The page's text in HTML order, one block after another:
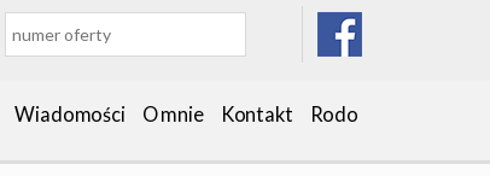
Wiadomości O mnie Kontakt Rodo